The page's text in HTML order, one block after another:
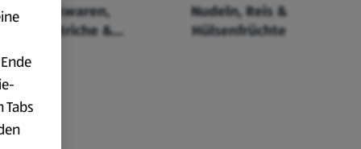
Backwaren,
Aufstriche &
Nudeln, Reis &
Hülsenfrüchte